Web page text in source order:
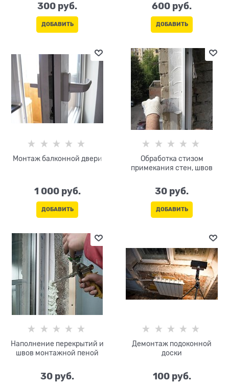
300 руб.
ДОБАВИТЬ
600 руб.
ДОБАВИТЬ
Монтаж балконной двери
1 000 руб.
ДОБАВИТЬ
Обработка стизом
примекания стен, швов
30 руб.
ДОБАВИТЬ
Наполнение перекрытий и
швов монтажной пеной
30 руб.
Демонтаж подоконной
доски
100 руб.